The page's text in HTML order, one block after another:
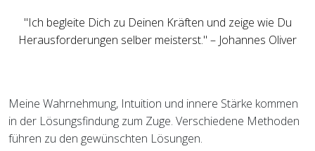
"Ich begleite Dich zu Deinen Kräften und zeige wie Du
Herausforderungen selber meisterst." – Johannes Oliver
Meine Wahrnehmung, Intuition und innere Stärke kommen
in der Lösungsfindung zum Zuge. Verschiedene Methoden
führen zu den gewünschten Lösungen.